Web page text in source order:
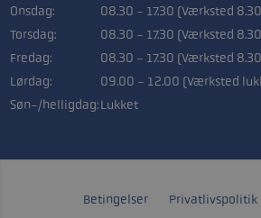
Onsdag:
08.30 - 17.30 (Værksted
Torsdag:
08.30 - 17.30 (Værksted
Fredag:
08.30 - 17.30 (Værksted
Lørdag:
09.00 - 12.00 (Værksted
Søn-/helligdag:Lukket
Betingelser Privatlivspolitik